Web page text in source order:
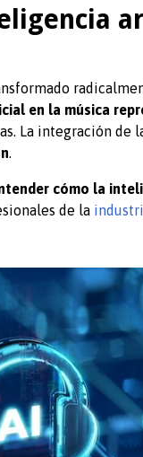
en la música
La integración de
.
cómo la
de la